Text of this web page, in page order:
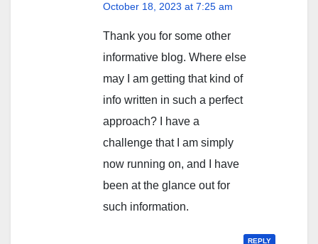
October 18, 2023 at 7:25 am
Thank you for some other
informative blog. Where else
may I am getting that kind of
info written in such a perfect
approach? I have a
challenge that I am simply
now running on, and I have
been at the glance out for
such information.
REPLY